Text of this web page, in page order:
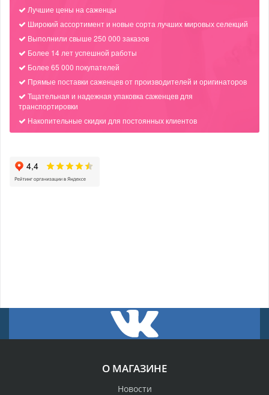
Лучшие цены на саженцы
Широкий ассортимент и новые сорта лучших мировых селекций
Выполнили свыше 250 000 заказов
Более 14 лет успешной работы
Более 65 000 покупателей
Прямые поставки саженцев от производителей и оригинаторов
Тщательная и надежная упаковка саженцев для
транспортировки
Накопительные скидки для постоянных клиентов
О МАГАЗИНЕ
Новости